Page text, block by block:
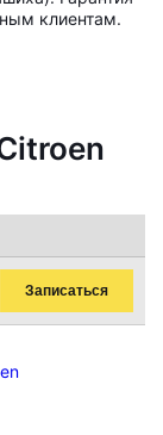
клиентам.
Записаться